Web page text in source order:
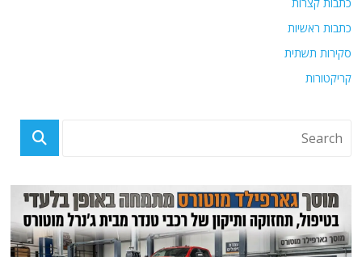
כתבות ראשיות
סקירות תשתית
קריקטורות